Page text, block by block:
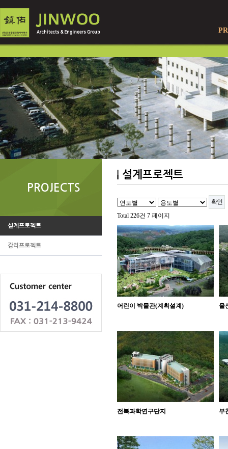
PROJECTS
설계프로젝트
감리프로젝트
설계프로젝트
Total 226건 7 페이지
어린이 박물관(계획설계) 울
전북과학연구단지 부